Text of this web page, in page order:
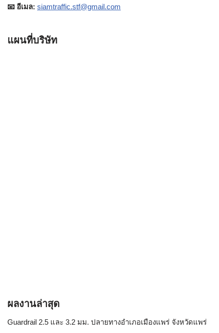
📧 อีเมล: siamtraffic.stf@gmail.com
แผนที่บริษัท
ผลงานล่าสุด
Guardrail 2.5 และ 3.2 มม. ปลายทางอำเภอเมืองแพร่ จังหวัดแพร่